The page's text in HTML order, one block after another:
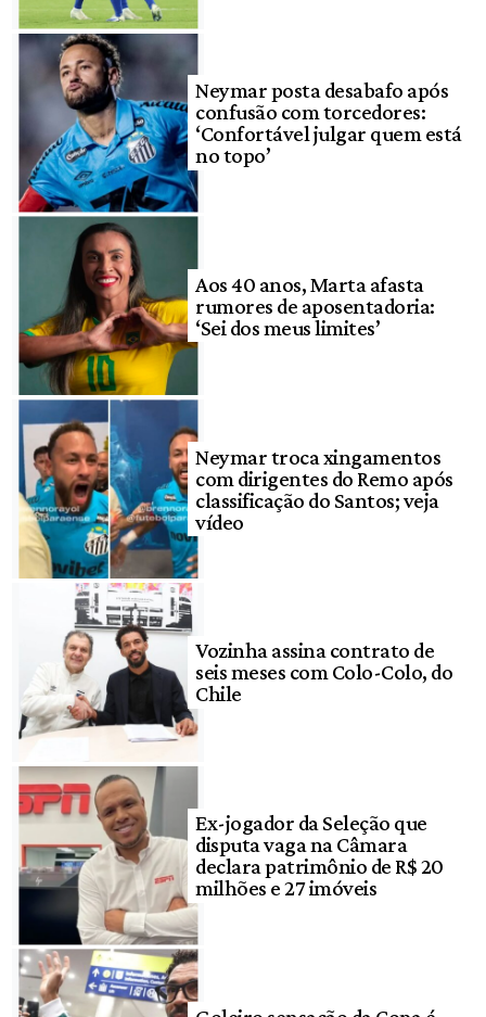
Neymar posta desabafo após
confusão com torcedores:
‘Confortável julgar quem está
no topo’
Aos 40 anos, Marta afasta
rumores de aposentadoria:
‘Sei dos meus limites’
Neymar troca xingamentos
com dirigentes do Remo após
classificação do Santos; veja
vídeo
Vozinha assina contrato de
seis meses com Colo-Colo, do
Chile
Ex-jogador da Seleção que
disputa vaga na Câmara
declara patrimônio de R$ 20
milhões e 27 imóveis